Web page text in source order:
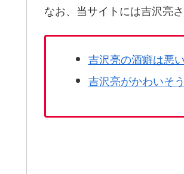
なお、当サイトには吉沢亮
吉沢亮の酒癖は悪
吉沢亮がかわいそ